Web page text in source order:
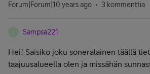
Forum|Forum|10 years ago 3 kommenttia
Sampsa221
Hei! Saisiko joku soneralainen täällä
taajuusalueella olen ja missähän